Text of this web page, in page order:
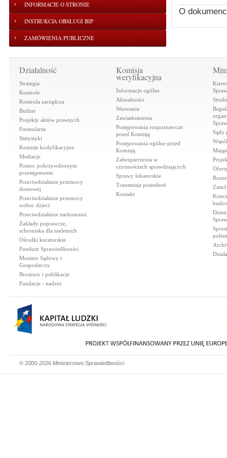
INFORMACJE O STRONIE
INSTRUKCJA OBSŁUGI BIP
ZAMÓWIENIA PUBLICZNE
O
Działalność
Strategia
Kontrole
Kontrola zarządcza
Budżet
Projekty aktów prawnych
Formularze
Statystyki
Komisje kodyfikacyjne
Mediacje
Pomoc pokrzywdzonym
przestępstwem
Przeciwdziałanie przemocy
domowej
Przeciwdziałanie przemocy
wobec dzieci
Przeciwdziałanie narkomanii
Zakłady poprawcze,
schroniska dla nieletnich
Ośrodki kuratorskie
Fundusz Sprawiedliwości
Monitor Sądowy i
Gospodarczy
Broszury i publikacje
Fundacje - nadzór
Komisja
weryfikacyjna
Informacje ogólne
Aktualności
Wezwania
Zawiadomienia
Postępowania rozpoznawcze
przed Komisją
Postępowania ogólne przed
Komisją
Zabezpieczenia w
czynnościach sprawdzających
Sprawy lokatorskie
Transmisja posiedzeń
Kontakt
Sądy
© 2000-2026 Ministerstwo Sprawiedliwości